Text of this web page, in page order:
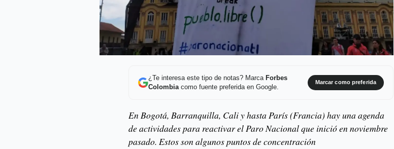
¿Te interesa este tipo de notas? Marca Forbes
Colombiacomo fuente preferida en Google.
Marcar como preferida
En Bogotá, Barranquilla, Cali y hasta París (Francia) hay una agenda
de actividades para reactivar el Paro Nacional que inició en noviembre
pasado. Estos son algunos puntos de concentración